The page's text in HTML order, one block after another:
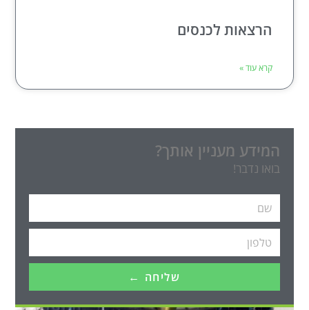
הרצאות לכנסים
קרא עוד »
המידע מעניין אותך?
בואו נדבר!
שליחה ←